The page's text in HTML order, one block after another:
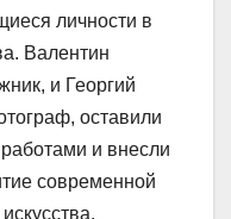
личности в
Валентин
и Георгий
оставили
и внесли
современной